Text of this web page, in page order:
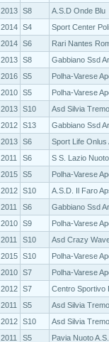
2013 S8
A.S.D Onde Blu
2014 S4
Sport Center
2014 S6
Rari Nantes
2013 S8
Gabbiano Ssd
2016 S5
Polha-Varese
2010 S5
Polha-Varese
2013 S10
Asd Silvia
2012 S13
Gabbiano Ssd
2013 S6
Sport Life Onlus
2011 S6
S S. Lazio Nuoto
2015 S5
Polha-Varese
2012 S10
A.S.D. Il Faro
2011 S6
Gabbiano Ssd
2010 S9
Polha-Varese
2011 S10
Asd Crazy
2015 S10
Polha-Varese
2010 S7
Polha-Varese
2012 S7
Centro Sportivo
2011 S5
Asd Silvia
2012 S10
Asd Silvia
2011 S5
Pavia Nuoto